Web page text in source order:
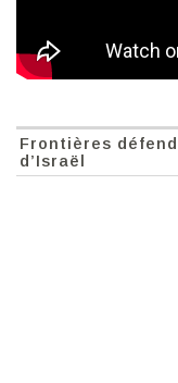
Frontières
d’Israël